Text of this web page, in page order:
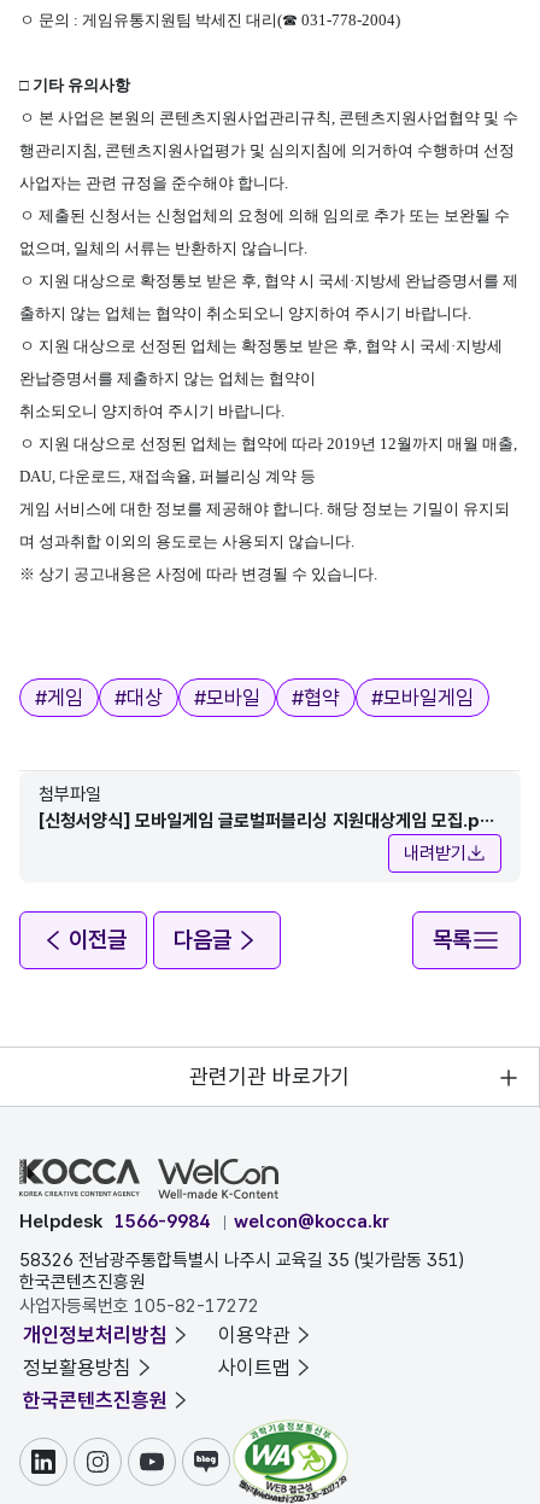
ㅇ 문의 : 게임유통지원팀 박세진 대리(☎ 031-778-2004)
□ 기타 유의사항
ㅇ 본 사업은 본원의 콘텐츠지원사업관리규칙, 콘텐츠지원사업협약 및 수
행관리지침, 콘텐츠지원사업평가 및 심의지침에 의거하여 수행하며 선정
사업자는 관련 규정을 준수해야 합니다.
ㅇ 제출된 신청서는 신청업체의 요청에 의해 임의로 추가 또는 보완될 수
없으며, 일체의 서류는 반환하지 않습니다.
ㅇ 지원 대상으로 확정통보 받은 후, 협약 시 국세 ·지방세 완납증명서를 제
출하지 않는 업체는 협약이 취소되오니 양지하여 주시기 바랍니다.
ㅇ 지원 대상으로 선정된 업체는 확정통보 받은 후, 협약 시 국세 ·지방세
완납증명서를 제출하지 않는 업체는 협약이
취소되오니 양지하여 주시기 바랍니다.
ㅇ 지원 대상으로 선정된 업체는 협약에 따라 2019년 12월까지 매월 매출,
DAU, 다운로드, 재접속율, 퍼블리싱 계약 등
게임 서비스에 대한 정보를 제공해야 합니다. 해당 정보는 기밀이 유지되
며 성과취합 이외의 용도로는 사용되지 않습니다.
※ 상기 공고내용은 사정에 따라 변경될 수 있습니다.
태그
#게임 #대상 #모바일 #협약 #모바일게임
첨부파일
[신청서양식] 모바일게임 글로벌퍼블리싱 지원대상게임 모집.ppt
내려받기
이전글 다음글 목록
관련기관 바로가기
Helpdesk 1566-9984
welcon@kocca.kr
58326 전남광주통합특별시 나주시 교육길 35 (빛가람동 351)
한국콘텐츠진흥원
사업자등록번호 105-82-17272
개인정보처리방침
이용약관
정보활용방침
사이트맵
한국콘텐츠진흥원
링크드인인스타그램
유튜브블로그